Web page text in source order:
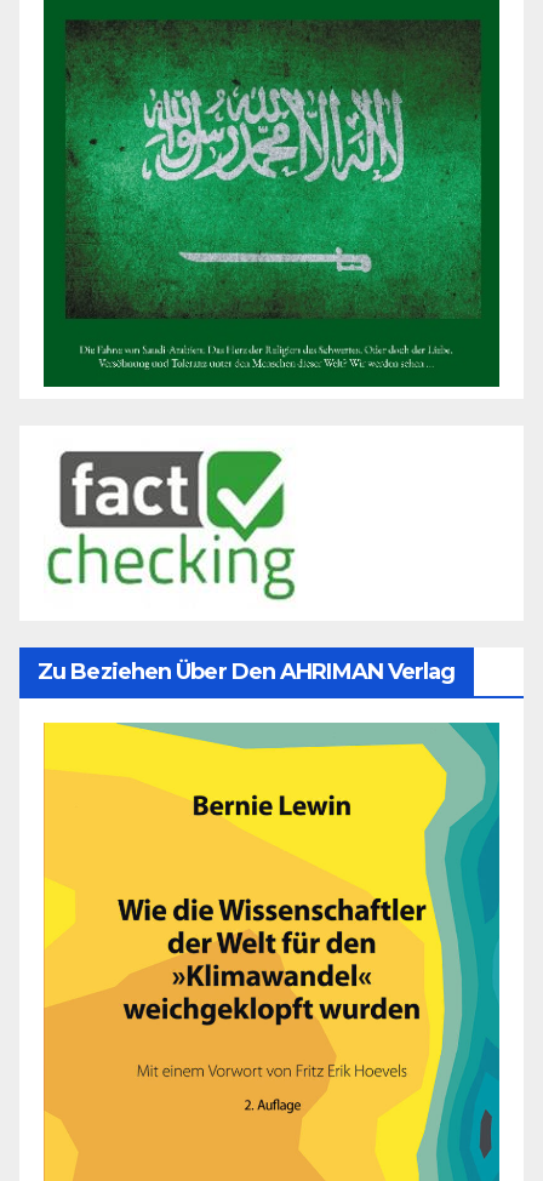
Zu Beziehen Über Den AHRIMAN Verlag